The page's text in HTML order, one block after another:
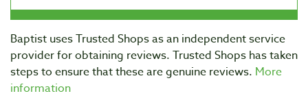
Baptist uses Trusted Shops as an independent service
provider for obtaining reviews. Trusted Shops has taken
steps to ensure that these are genuine reviews. More
information